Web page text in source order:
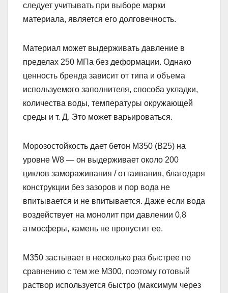
следует учитывать при выборе марки
материала, является его долговечность.
Материал может выдерживать давление в
пределах 250 МПа без деформации. Однако
ценность бренда зависит от типа и объема
используемого заполнителя, способа укладки,
количества воды, температуры окружающей
среды и т. Д. Это может варьироваться.
Морозостойкость дает бетон M350 (B25) на
уровне W8 — он выдерживает около 200
циклов замораживания / оттаивания, благодаря
конструкции без зазоров и пор вода не
впитывается и не впитывается. Даже если вода
воздействует на монолит при давлении 0,8
атмосферы, камень не пропустит ее.
М350 застывает в несколько раз быстрее по
сравнению с тем же М300, поэтому готовый
раствор используется быстро (максимум через